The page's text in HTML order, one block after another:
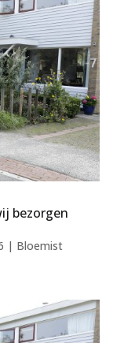
bezorgen
| Bloemist